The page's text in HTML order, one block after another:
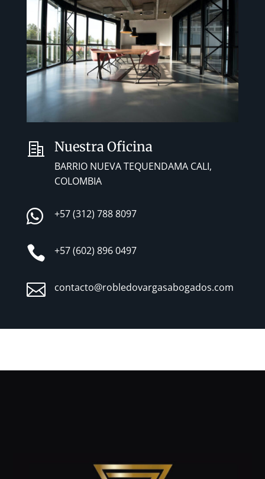
Nuestra Oficina
BARRIO NUEVA TEQUENDAMA CALI,
COLOMBIA
 +57 (312) 788 8097
 +57 (602) 896 0497
 contacto@robledovargasabogados.com